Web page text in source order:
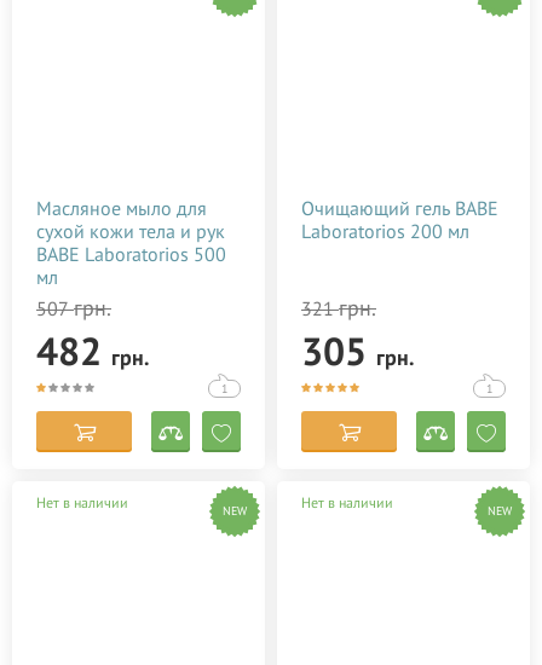
Масляное мыло для
сухой кожи тела и рук
BABE Laboratorios 500
мл
507грн.
482 грн.
1
Очищающий гель BABE
Laboratorios 200 мл
321грн.
305 грн.
1
Нет в наличии NEW Нет в наличии NEW